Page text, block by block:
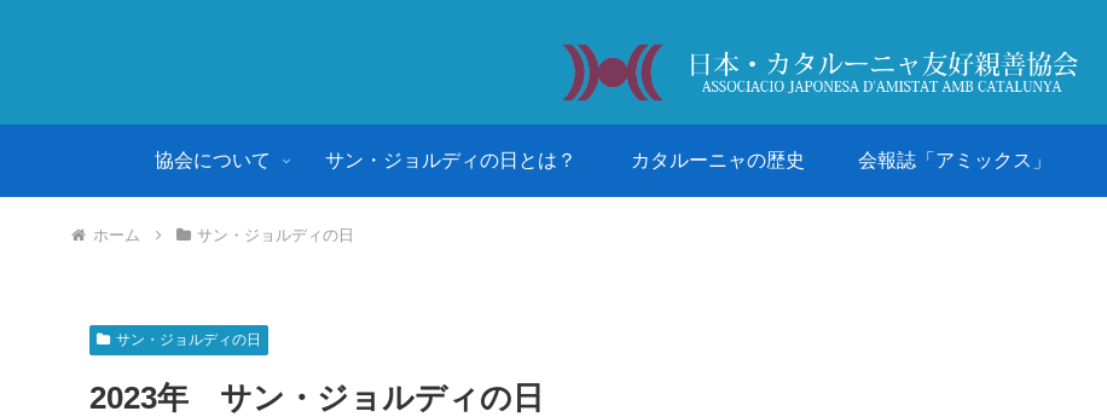
協会について サン・ジョルディの日とは？ カタルーニャの歴史 会報誌「アミックス」
ホーム サン・ジョルディの日
サン・ジョルディの日
2023年 サン・ジョルディの日